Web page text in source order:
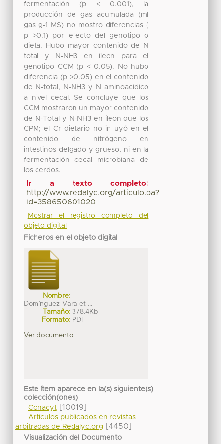
fermentación (p < 0.001), la
producción de gas acumulada (ml
gas g-1 MS) no mostro diferencias (
p >0.1) por efecto del genotipo o
dieta. Hubo mayor contenido de N
total y N-NH3 en íleon para el
genotipo CCM (p < 0.05). No hubo
diferencia (p >0.05) en el contenido
de N-total, N-NH3 y N aminoacidico
a nivel cecal. Se concluye que los
CCM mostraron un mayor contenido
de N-Total y N-NH3 en íleon que los
CPM; el Cr dietario no in uyó en el
contenido de nitrógeno en
intestinos delgado y grueso, ni en la
fermentación cecal microbiana de
los cerdos.
Ir a texto completo:
http://www.redalyc.org/articulo.oa?
id=358650601020
Mostrar el registro completo del
objeto digital
Ficheros en el objeto digital
Nombre:
Domínguez-Vara et ...
Tamaño: 378.4Kb
Formato: PDF
Ver documento
Este ítem aparece en la(s) siguiente(s)
colección(ones)
Conacyt[10019]
Artículos publicados en revistas
arbitradas de Redalyc.org
[4450]
Visualización del Documento